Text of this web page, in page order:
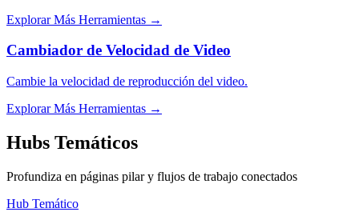
Explorar Más Herramientas →
Cambiador de Velocidad de Video
Cambie la velocidad de reproducción del video.
Explorar Más Herramientas →
Hubs Temáticos
Profundiza en páginas pilar y flujos de trabajo conectados
Hub Temático